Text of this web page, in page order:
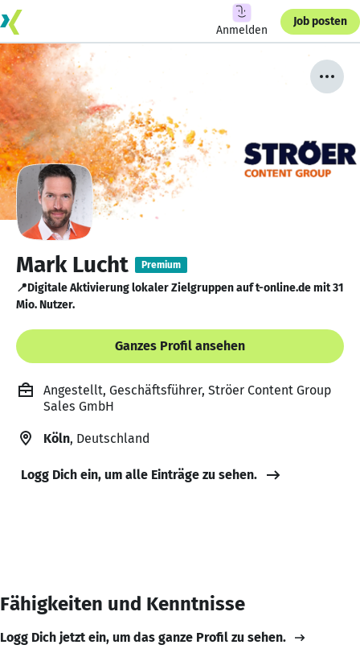
Anmelden
Job posten
Mark Lucht Premium
📍Digitale Aktivierung lokaler Zielgruppen auf t-online.de mit 31
Mio. Nutzer.
Ganzes Profil ansehen
Angestellt, Geschäftsführer, Ströer Content Group
Sales GmbH
Köln, Deutschland
Logg Dich ein, um alle Einträge zu sehen.
Fähigkeiten und Kenntnisse
Logg Dich jetzt ein, um das ganze Profil zu sehen.